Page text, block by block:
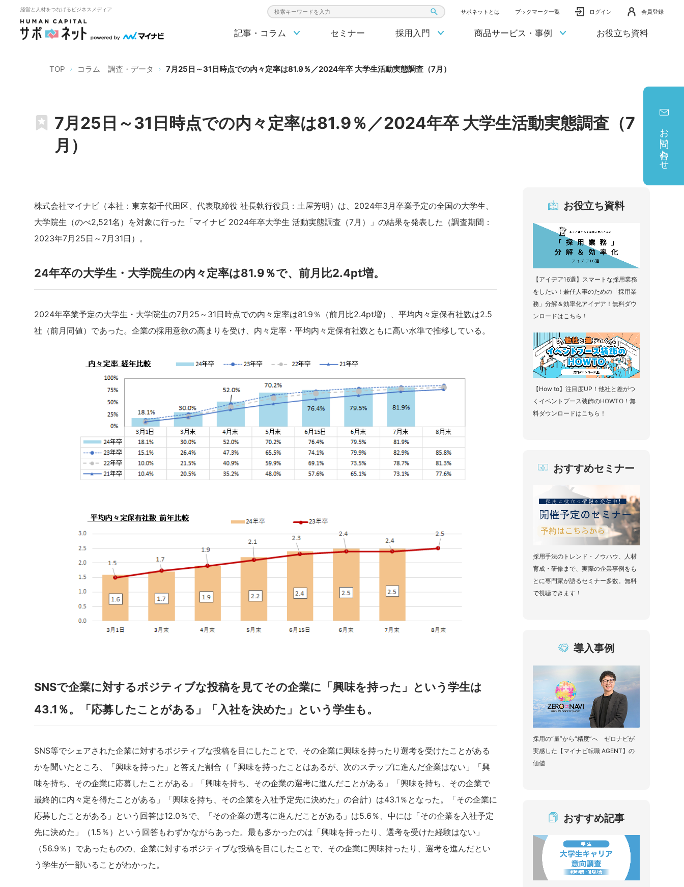
経営と人材をつなげるビジネスメディア
検索キーワード入力 サポネットとは ブックマーク一覧 ログイン 会員登録
記事・コラム セミナー 採用入門 商品サービス・事例 お役立ち資料
お問い合わせ
TOP コラム 調査・データ 7月25日～31日時点での内々定率は81.9％／2024年卒 大学生活動実態調査（7月）
7月25日～31日時点での内々定率は81.9％／2024年卒 大学生活動実態調査（7
月）
株式会社マイナビ（本社：東京都千代田区、代表取締役 社長執行役員：土屋芳明）は、2024年3月卒業予定の全国の大学生、
大学院生（のべ2,521名）を対象に行った「マイナビ 2024年卒大学生 活動実態調査（7月）」の結果を発表した（調査期間：
2023年7月25日～7月31日）。
24年卒の大学生・大学院生の内々定率は81.9％で、前月比2.4pt増。
2024年卒業予定の大学生・大学院生の7月25～31日時点での内々定率は81.9％（前月比2.4pt増）、平均内々定保有社数は2.5
社（前月同値）であった。企業の採用意欲の高まりを受け、内々定率・平均内々定保有社数ともに高い水準で推移している。
SNSで企業に対するポジティブな投稿を見てその企業に「興味を持った」という学生は
43.1％。「応募したことがある」「入社を決めた」という学生も。
SNS等でシェアされた企業に対するポジティブな投稿を目にしたことで、その企業に興味を持ったり選考を受けたことがある
かを聞いたところ、「興味を持った」と答えた割合（「興味を持ったことはあるが、次のステップに進んだ企業はない」「興
味を持ち、その企業に応募したことがある」「興味を持ち、その企業の選考に進んだことがある」「興味を持ち、その企業で
最終的に内々定を得たことがある」「興味を持ち、その企業を入社予定先に決めた」の合計）は43.1％となった。「その企業に
応募したことがある」という回答は12.0％で、「その企業の選考に進んだことがある」は5.6％、中には「その企業を入社予定
先に決めた」（1.5％）という回答もわずかながらあった。最も多かったのは「興味を持ったり、選考を受けた経験はない」
（56.9％）であったものの、企業に対するポジティブな投稿を目にしたことで、その企業に興味持ったり、選考を進んだとい
う学生が一部いることがわかった。
お役立ち資料
【アイデア16選】スマートな採用業務
をしたい！兼任人事のための「採用業
務」分解＆効率化アイデア！無料ダウ
ンロードはこちら！
【How to】注目度UP！他社と差がつ
くイベントブース装飾のHOWTO！無
料ダウンロードはこちら！
おすすめセミナー
採用手法のトレンド・ノウハウ、人材
育成・研修まで、実際の企業事例をも
とに専門家が語るセミナー多数。無料
で視聴できます！
導入事例
採用の“量”から“精度”へ ゼロナビが
実感した【マイナビ転職 AGENT】の
価値
おすすめ記事